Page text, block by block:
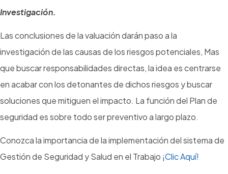
Investigación.
Las conclusiones de la valuación darán paso a la
investigación de las causas de los riesgos potenciales, Mas
que buscar responsabilidades directas, la idea es centrarse
en acabar con los detonantes de dichos riesgos y buscar
soluciones que mitiguen el impacto. La función del Plan de
seguridad es sobre todo ser preventivo a largo plazo.
Conozca la importancia de la implementación del sistema de
Gestión de Seguridad y Salud en el Trabajo ¡Clic Aquí!